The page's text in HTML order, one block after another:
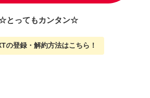
とってもカンタン☆
の登録・解約方法はこちら ！